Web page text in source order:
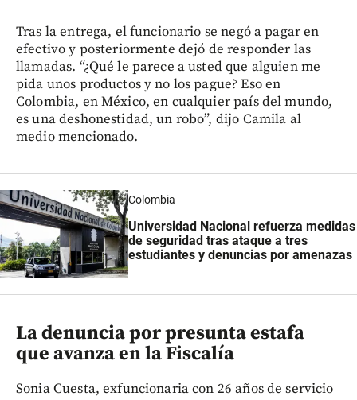
Tras la entrega, el funcionario se negó a pagar en
efectivo y posteriormente dejó de responder las
llamadas. “¿Qué le parece a usted que alguien me
pida unos productos y no los pague? Eso en
Colombia, en México, en cualquier país del mundo,
es una deshonestidad, un robo”, dijo Camila al
medio mencionado.
Colombia
Universidad Nacional refuerza medidas
de seguridad tras ataque a tres
estudiantes y denuncias por amenazas
La denuncia por presunta estafa
que avanza en la Fiscalía
Sonia Cuesta, exfuncionaria con 26 años de servicio